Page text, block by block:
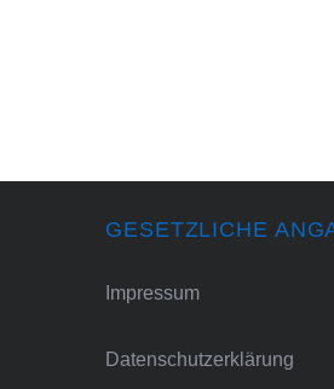
GESETZLICHE
Impressum
Datenschutzerklärung